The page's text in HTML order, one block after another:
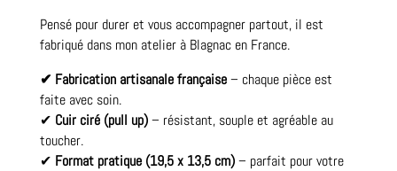
Pensé pour durer et vous accompagner partout, il est
fabriqué dans mon atelier à Blagnac en France.
✔ Fabrication artisanale française– chaque pièce est
faite avec soin.
✔ Cuir ciré (pull up)– résistant, souple et agréable au
toucher.
✔ Format pratique (19,5 x 13,5 cm)– parfait pour votre